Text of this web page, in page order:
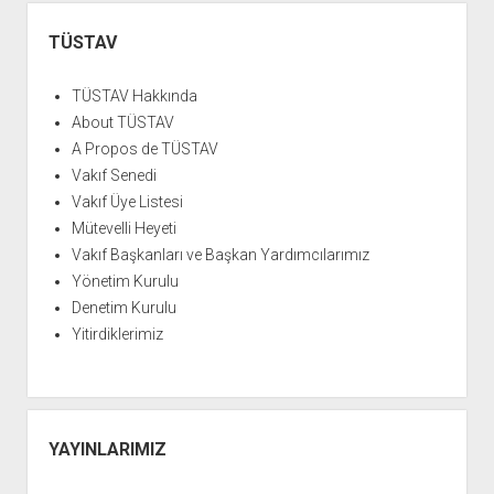
aç
YURTDIŞI KİTAPLIĞI
GDF KİTAPLIĞI
Menü
TÜSTAV
TÜSTAV Hakkında
About TÜSTAV
A Propos de TÜSTAV
Vakıf Senedi
Vakıf Üye Listesi
Mütevelli Heyeti
Vakıf Başkanları ve Başkan Yardımcılarımız
Yönetim Kurulu
Denetim Kurulu
Yitirdiklerimiz
YAYINLARIMIZ